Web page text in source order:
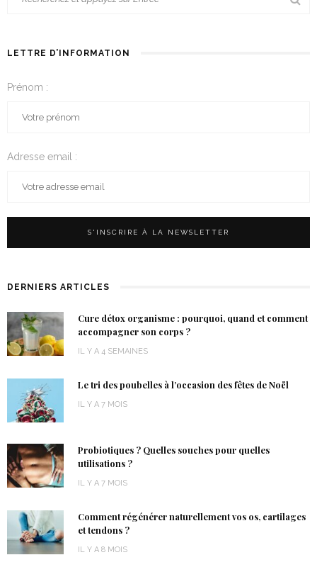
LETTRE D’INFORMATION
Prénom :
Adresse email :
DERNIERS ARTICLES
Cure détox organisme : pourquoi, quand et comment
accompagner son corps ?
IL Y A 4 SEMAINES
Le tri des poubelles à l’occasion des fêtes de Noël
IL Y A 7 MOIS
Probiotiques ? Quelles souches pour quelles
utilisations ?
IL Y A 7 MOIS
Comment régénérer naturellement vos os, cartilages
et tendons ?
IL Y A 8 MOIS